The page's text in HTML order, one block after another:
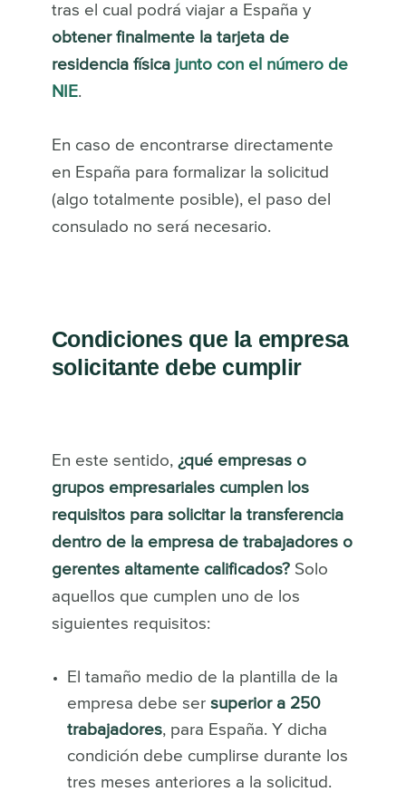
tras el cual podrá viajar a España y
obtener finalmente la tarjeta de
residencia física junto con el número de
NIE.
En caso de encontrarse directamente
en España para formalizar la solicitud
(algo totalmente posible), el paso del
consulado no será necesario.
Condiciones que la empresa
solicitante debe cumplir
En este sentido, ¿qué empresas o
grupos empresariales cumplen los
requisitos para solicitar la transferencia
dentro de la empresa de trabajadores o
gerentes altamente calificados?Solo
aquellos que cumplen uno de los
siguientes requisitos:
El tamaño medio de la plantilla de la
empresa debe ser superior a 250
trabajadores, para España. Y dicha
condición debe cumplirse durante los
tres meses anteriores a la solicitud.